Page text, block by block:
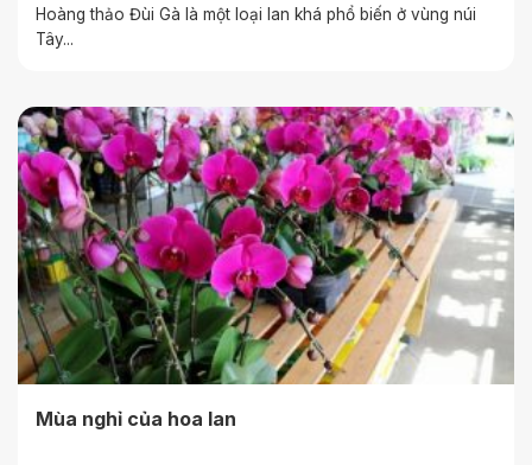
Hoàng thảo Đùi Gà là một loại lan khá phổ biến ở vùng núi
Tây...
Mùa nghỉ của hoa lan